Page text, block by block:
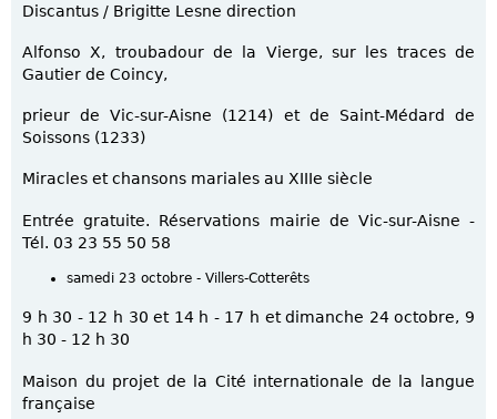
Discantus / Brigitte Lesne direction
Alfonso X, troubadour de la Vierge, sur les traces de
Gautier de Coincy,
prieur de Vic-sur-Aisne (1214) et de Saint-Médard de
Soissons (1233)
Miracles et chansons mariales au XIIIe siècle
Entrée gratuite. Réservations mairie de Vic-sur-Aisne -
Tél. 03 23 55 50 58
samedi 23 octobre - Villers-Cotterêts
9 h 30 - 12 h 30 et 14 h - 17 h et dimanche 24 octobre, 9
h 30 - 12 h 30
Maison du projet de la Cité internationale de la langue
française